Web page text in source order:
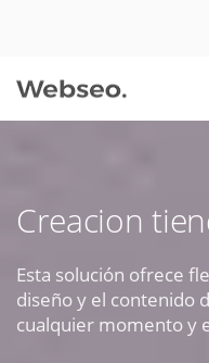
Creacion
Esta solución ofrece
diseño y el contenido
cualquier momento y
09:30